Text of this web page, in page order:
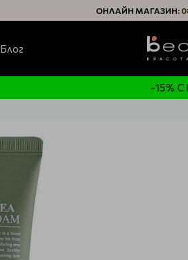
ОНЛАЙН МАГАЗИН:
Блог
-15%